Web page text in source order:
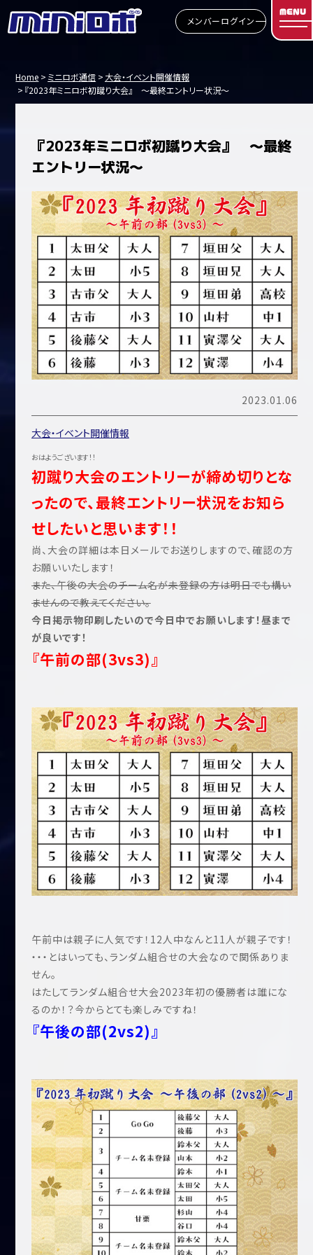
メンバーログイン
MENU
Home ミニロボ通信
大会・イベント開催情報
『2023年ミニロボ初蹴り大会』 ～最終エントリー状況～
『2023年ミニロボ初蹴り大会』 ～最終
エントリー状況～
2023.01.06
大会・イベント開催情報
おはようございます！！
初蹴り大会のエントリーが締め切りとな
ったので、最終エントリー状況をお知ら
せしたいと思います！！
尚、大会の詳細は本日メールでお送りしますので、確認の方
お願いいたします！
また、午後の大会のチーム名が未登録の方は明日でも構い
ませんので教えてください。
今日掲示物印刷したいので今日中でお願いします！昼まで
が良いです！
『午前の部(3vs3)』
午前中は親子に人気です！12人中なんと11人が親子です！
・・・とはいっても、ランダム組合せの大会なので関係ありま
せん。
はたしてランダム組合せ大会2023年初の優勝者は誰にな
るのか！？今からとても楽しみですね！
『午後の部(2vs2)』